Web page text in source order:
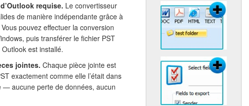
requise. Le convertisseur
de manière indépendante grâce à
pouvez effectuer la conversion
puis transférer le fichier PST
est installé.
jointes. Chaque pièce jointe est
exactement comme elle l’était dans
— aucune perte de données, aucun